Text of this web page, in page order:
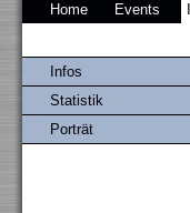
Home Events
Infos
Statistik
Porträt